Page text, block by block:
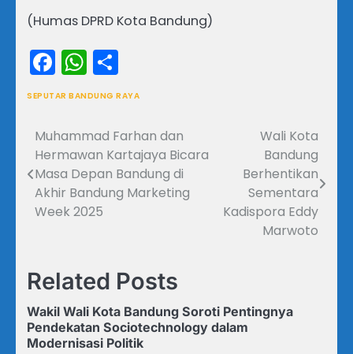
(Humas DPRD Kota Bandung)
Facebook
WhatsApp
SEPUTAR BANDUNG RAYA
Navigasi
pos
Muhammad Farhan dan
Hermawan Kartajaya Bicara
Masa Depan Bandung di
Akhir Bandung Marketing
Week 2025
Wali Kota
Bandung
Berhentikan
Sementara
Kadispora Eddy
Marwoto
Related Posts
Wakil Wali Kota Bandung Soroti Pentingnya
Pendekatan Sociotechnology dalam
Modernisasi Politik